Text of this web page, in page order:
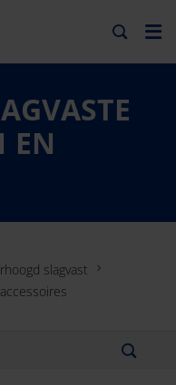
EN
slagvast